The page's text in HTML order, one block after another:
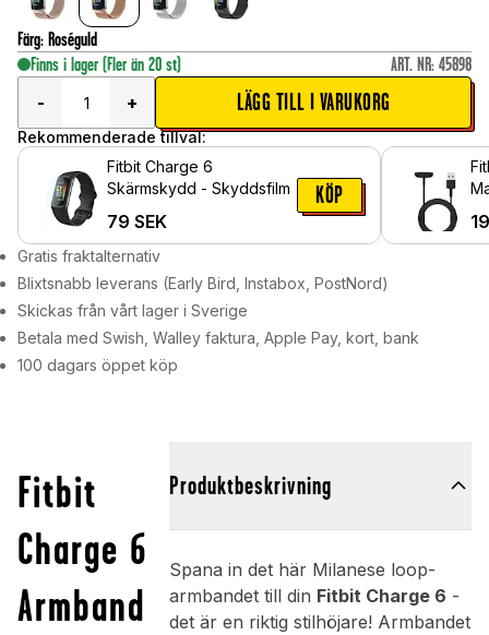
Färg: Roséguld
Finns i lager (Fler än 20 st) ART. NR: 45898
-
+ LÄGG TILL I VARUKORG
Rekommenderade tillval:
Fitbit Charge 6
Skärmskydd - Skyddsfilm
79 SEK
KÖP
Gratis fraktalternativ
Blixtsnabb leverans (Early Bird, Instabox, PostNord)
Skickas från vårt lager i Sverige
Betala med Swish, Walley faktura, Apple Pay, kort, bank
100 dagars öppet köp
Fitbit
Charge 6
Armband
Produktbeskrivning
Spana in det här Milanese loop-
armbandet till din Fitbit Charge 6 -
det är en riktig stilhöjare! Armbandet